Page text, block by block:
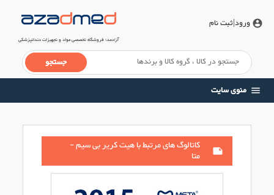
account_circle ورود|ثبت نام
آزادمد؛ فروشگاه تخصصی مواد و تجهیزات دندانپزشکی
menu منوی سایت
note کاتالوگ های مرتبط با هیت کریر بی سیم -
متا